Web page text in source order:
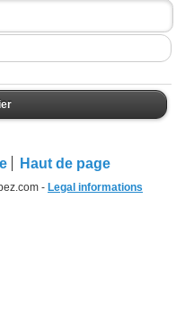
Haut de page
- Legal informations